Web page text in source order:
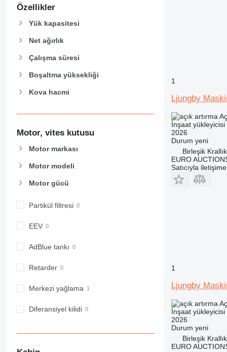
990
D series
F-series
IT
NR
Özellikler
Yük kapasitesi
Net ağırlık
Çalışma süresi
Boşaltma yüksekliği
Kova hacmi
Motor, vites kutusu
Motor markası
Motor modeli
Motor gücü
Partikül filtresi
EEV
AdBlue tankı
Retarder
Merkezi yağlama
Diferansiyel kilidi
1
Ljungby
İnşaat
2026
Durum yeni
Birleşik
EURO
Satıcıyla
1
Ljungby
İnşaat
2026
Durum yeni
Birleşik
EURO